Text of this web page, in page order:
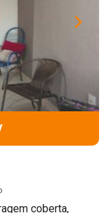
coberta,